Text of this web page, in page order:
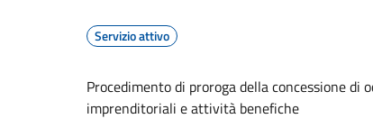
Servizio attivo
Procedimento di proroga della concessione
imprenditoriali e attività benefiche